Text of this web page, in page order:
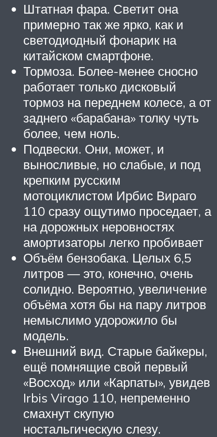
Штатная фара. Светит она
примерно так же ярко, как и
светодиодный фонарик на
китайском смартфоне.
Тормоза. Более-менее сносно
работает только дисковый
тормоз на переднем колесе, а от
заднего «барабана» толку чуть
более, чем ноль.
Подвески. Они, может, и
выносливые, но слабые, и под
крепким русским
мотоциклистом Ирбис Вираго
110 сразу ощутимо проседает, а
на дорожных неровностях
амортизаторы легко пробивает
Объём бензобака. Целых 6,5
литров — это, конечно, очень
солидно. Вероятно, увеличение
объёма хотя бы на пару литров
немыслимо удорожило бы
модель.
Внешний вид. Старые байкеры,
ещё помнящие свой первый
«Восход» или «Карпаты», увидев
Irbis Virago 110, непременно
смахнут скупую
ностальгическую слезу.